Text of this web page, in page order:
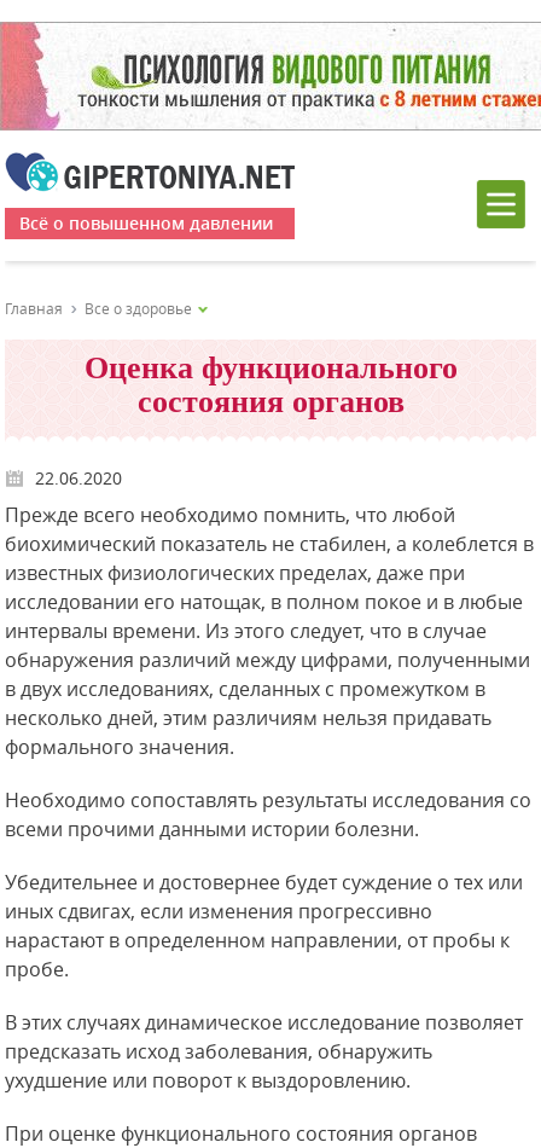
Всё о повышенном давлении
Главная Все о здоровье
Оценка функционального
состояния органов
22.06.2020
Прежде всего необходимо помнить, что любой
биохимический показатель не стабилен, а колеблется в
известных физиологических пределах, даже при
исследовании его натощак, в полном покое и в любые
интервалы времени. Из этого следует, что в случае
обнаружения различий между цифрами, полученными
в двух исследованиях, сделанных с промежутком в
несколько дней, этим различиям нельзя придавать
формального значения.
Необходимо сопоставлять результаты исследования со
всеми прочими данными истории болезни.
Убедительнее и достовернее будет суждение о тех или
иных сдвигах, если изменения прогрессивно
нарастают в определенном направлении, от пробы к
пробе.
В этих случаях динамическое исследование позволяет
предсказать исход заболевания, обнаружить
ухудшение или поворот к выздоровлению.
При оценке функционального состояния органов